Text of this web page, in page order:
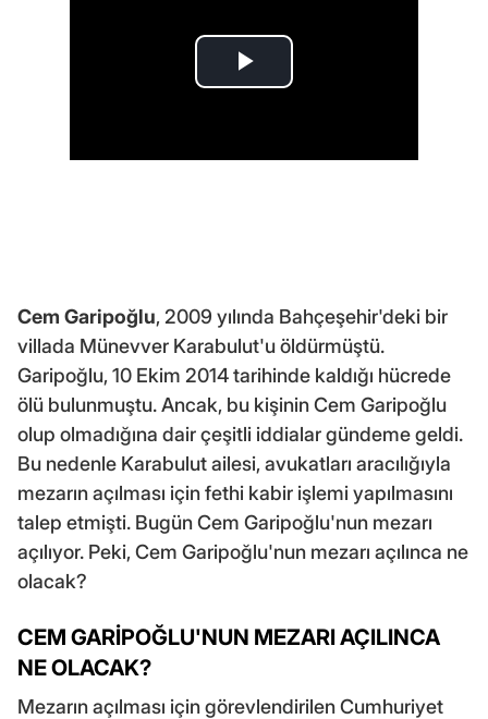
Cem Garipoğlu, 2009 yılında Bahçeşehir'deki bir
villada Münevver Karabulut'u öldürmüştü.
Garipoğlu, 10 Ekim 2014 tarihinde kaldığı hücrede
ölü bulunmuştu. Ancak, bu kişinin Cem Garipoğlu
olup olmadığına dair çeşitli iddialar gündeme geldi.
Bu nedenle Karabulut ailesi, avukatları aracılığıyla
mezarın açılması için fethi kabir işlemi yapılmasını
talep etmişti. Bugün Cem Garipoğlu'nun mezarı
açılıyor. Peki, Cem Garipoğlu'nun mezarı açılınca ne
olacak?
CEM GARİPOĞLU'NUN MEZARI AÇILINCA
NE OLACAK?
Mezarın açılması için görevlendirilen Cumhuriyet